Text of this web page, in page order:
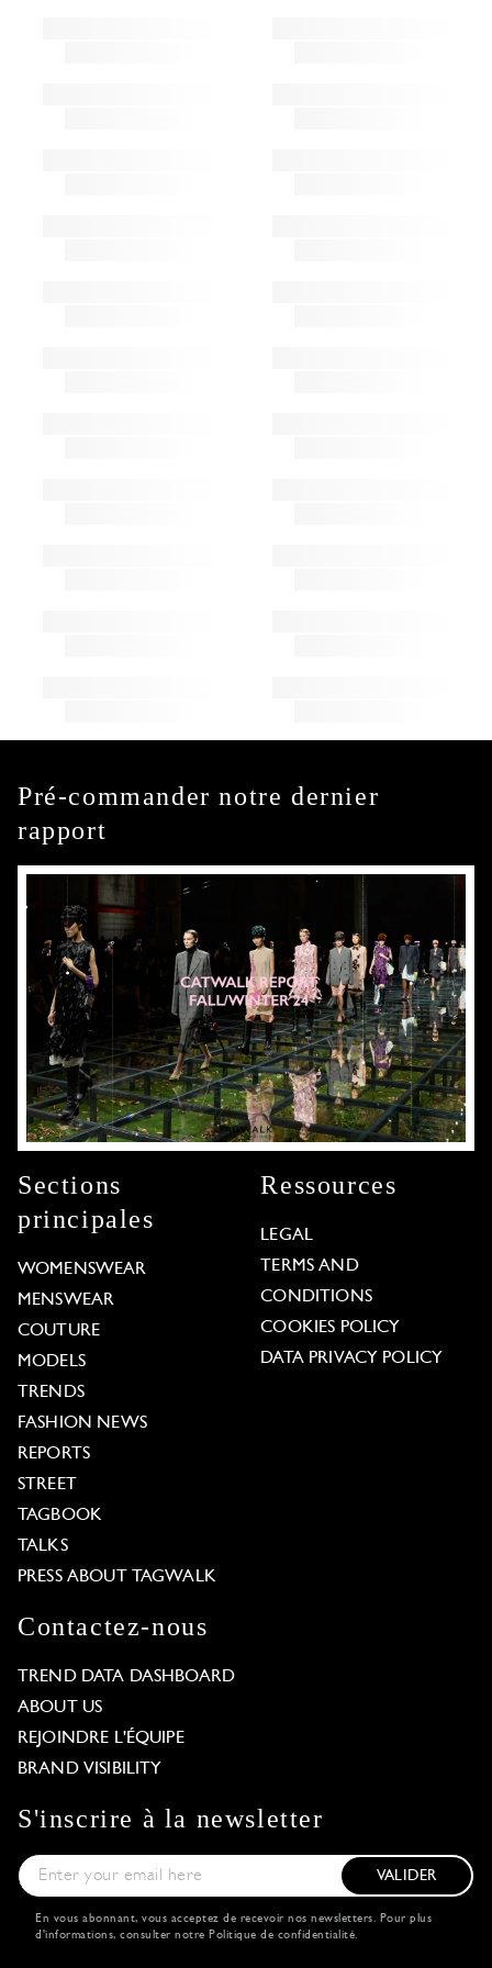
Pré-commander notre dernier
rapport
Sections
principales
WOMENSWEAR
MENSWEAR
COUTURE
MODELS
TRENDS
FASHION NEWS
REPORTS
STREET
TAGBOOK
TALKS
PRESS ABOUT TAGWALK
Ressources
LEGAL
TERMS AND
CONDITIONS
COOKIES POLICY
DATA PRIVACY POLICY
Contactez-nous
TREND DATA DASHBOARD
ABOUT US
REJOINDRE L'ÉQUIPE
BRAND VISIBILITY
S'inscrire à la newsletter
VALIDER
En vous abonnant, vous acceptez de recevoir nos newsletters. Pour plus
d'informations, consulter notre Politique de confidentialité.